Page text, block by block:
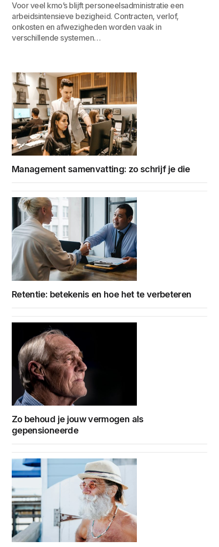
Voor veel kmo’s blijft personeelsadministratie een
arbeidsintensieve bezigheid. Contracten, verlof,
onkosten en afwezigheden worden vaak in
verschillende systemen…
Management samenvatting: zo schrijf je die
Retentie: betekenis en hoe het te verbeteren
Zo behoud je jouw vermogen als
gepensioneerde